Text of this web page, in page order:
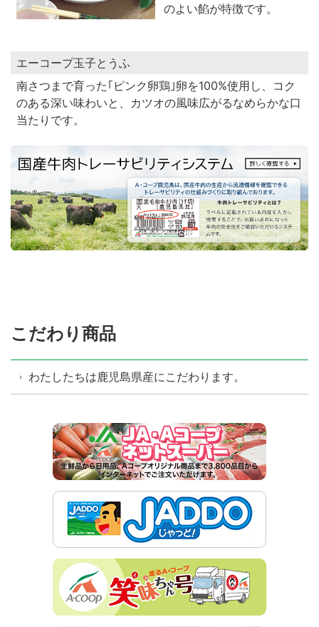
のよい餡が特徴です。
エーコープ玉子とうふ
南さつまで育った｢ピンク卵鶏｣卵を100%使用し、コク
のある深い味わいと、カツオの風味広がるなめらかな口
当たりです。
こだわり商品
わたしたちは鹿児島県産にこだわります。